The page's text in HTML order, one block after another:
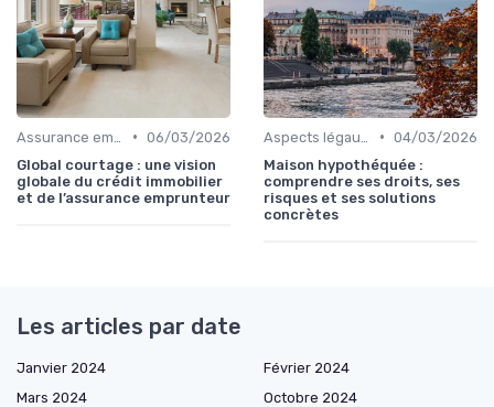
• 06/03/2026
Global courtage : une vision
globale du crédit immobilier
et de l’assurance emprunteur
• 04/03/2026
Maison hypothéquée :
comprendre ses droits, ses
risques et ses solutions
concrètes
Les articles par date
Janvier 2024
Février 2024
Mars 2024
Octobre 2024